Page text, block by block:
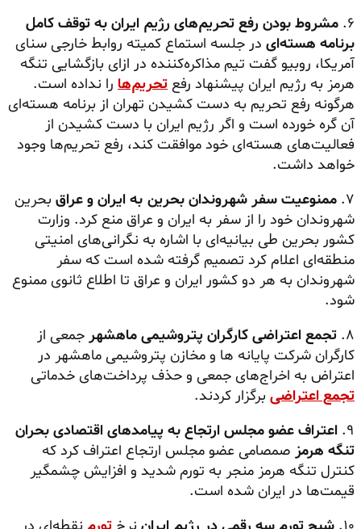
۶. مشروط بودن رفع تحریم‌های رژیم ایران به توقف کامل
برنامه هسته‌ای در جلسه استماع کمیته روابط خارجی سنای
آمریکا، روبیو گفت تیم مذاکره‌کننده در ازای بازگشایی تنگه
هرمز به رژیم ایران پیشنهاد رفع تحریم‌ها را نداده است.
هرگونه رفع تحریم به دست کشیدن تهران از برنامه هسته‌ای
آن گره خورده است و اگر رژیم ایران با دست کشیدن از
فعالیت‌های هسته‌ای خود موافقت کند، رفع تحریم‌ها وجود
خواهد داشت.
۷. ممنوعیت سفر شهروندان بحرین به ایران و عراق بحرین
شهروندان خود را از سفر به ایران و عراق منع کرد. وزارت
کشور بحرین طی بیانیه‌ای با اشاره به نگرانی‌های امنیتی
منطقه‌ای اعلام کرد تصمیم گرفته شده است که سفر
شهروندان به هر دو کشور ایران و عراق تا اطلاع ثانوی ممنوع
شود.
۸. تجمع اعتراضی کارگران پتروشیمی ماهشهر جمعی از
کارگران شرکت پایانه ها و مخازن پتروشیمی ماهشهر در
اعتراض به اخراج‌های جمعی و حذف پرداخت‌های خدماتی
تجمع اعتراضی برگزار کردند.
۹. اعتراف عضو مجلس ارتجاع به پیامدهای اقتصادی بحران
تنگه هرمز صمصامی عضو مجلس ارتجاع اعتراف کرد که
کنترل تنگه هرمز منجر به تورم شدید و افزایش چشمگیر
قیمت‌ها در ایران شده است.